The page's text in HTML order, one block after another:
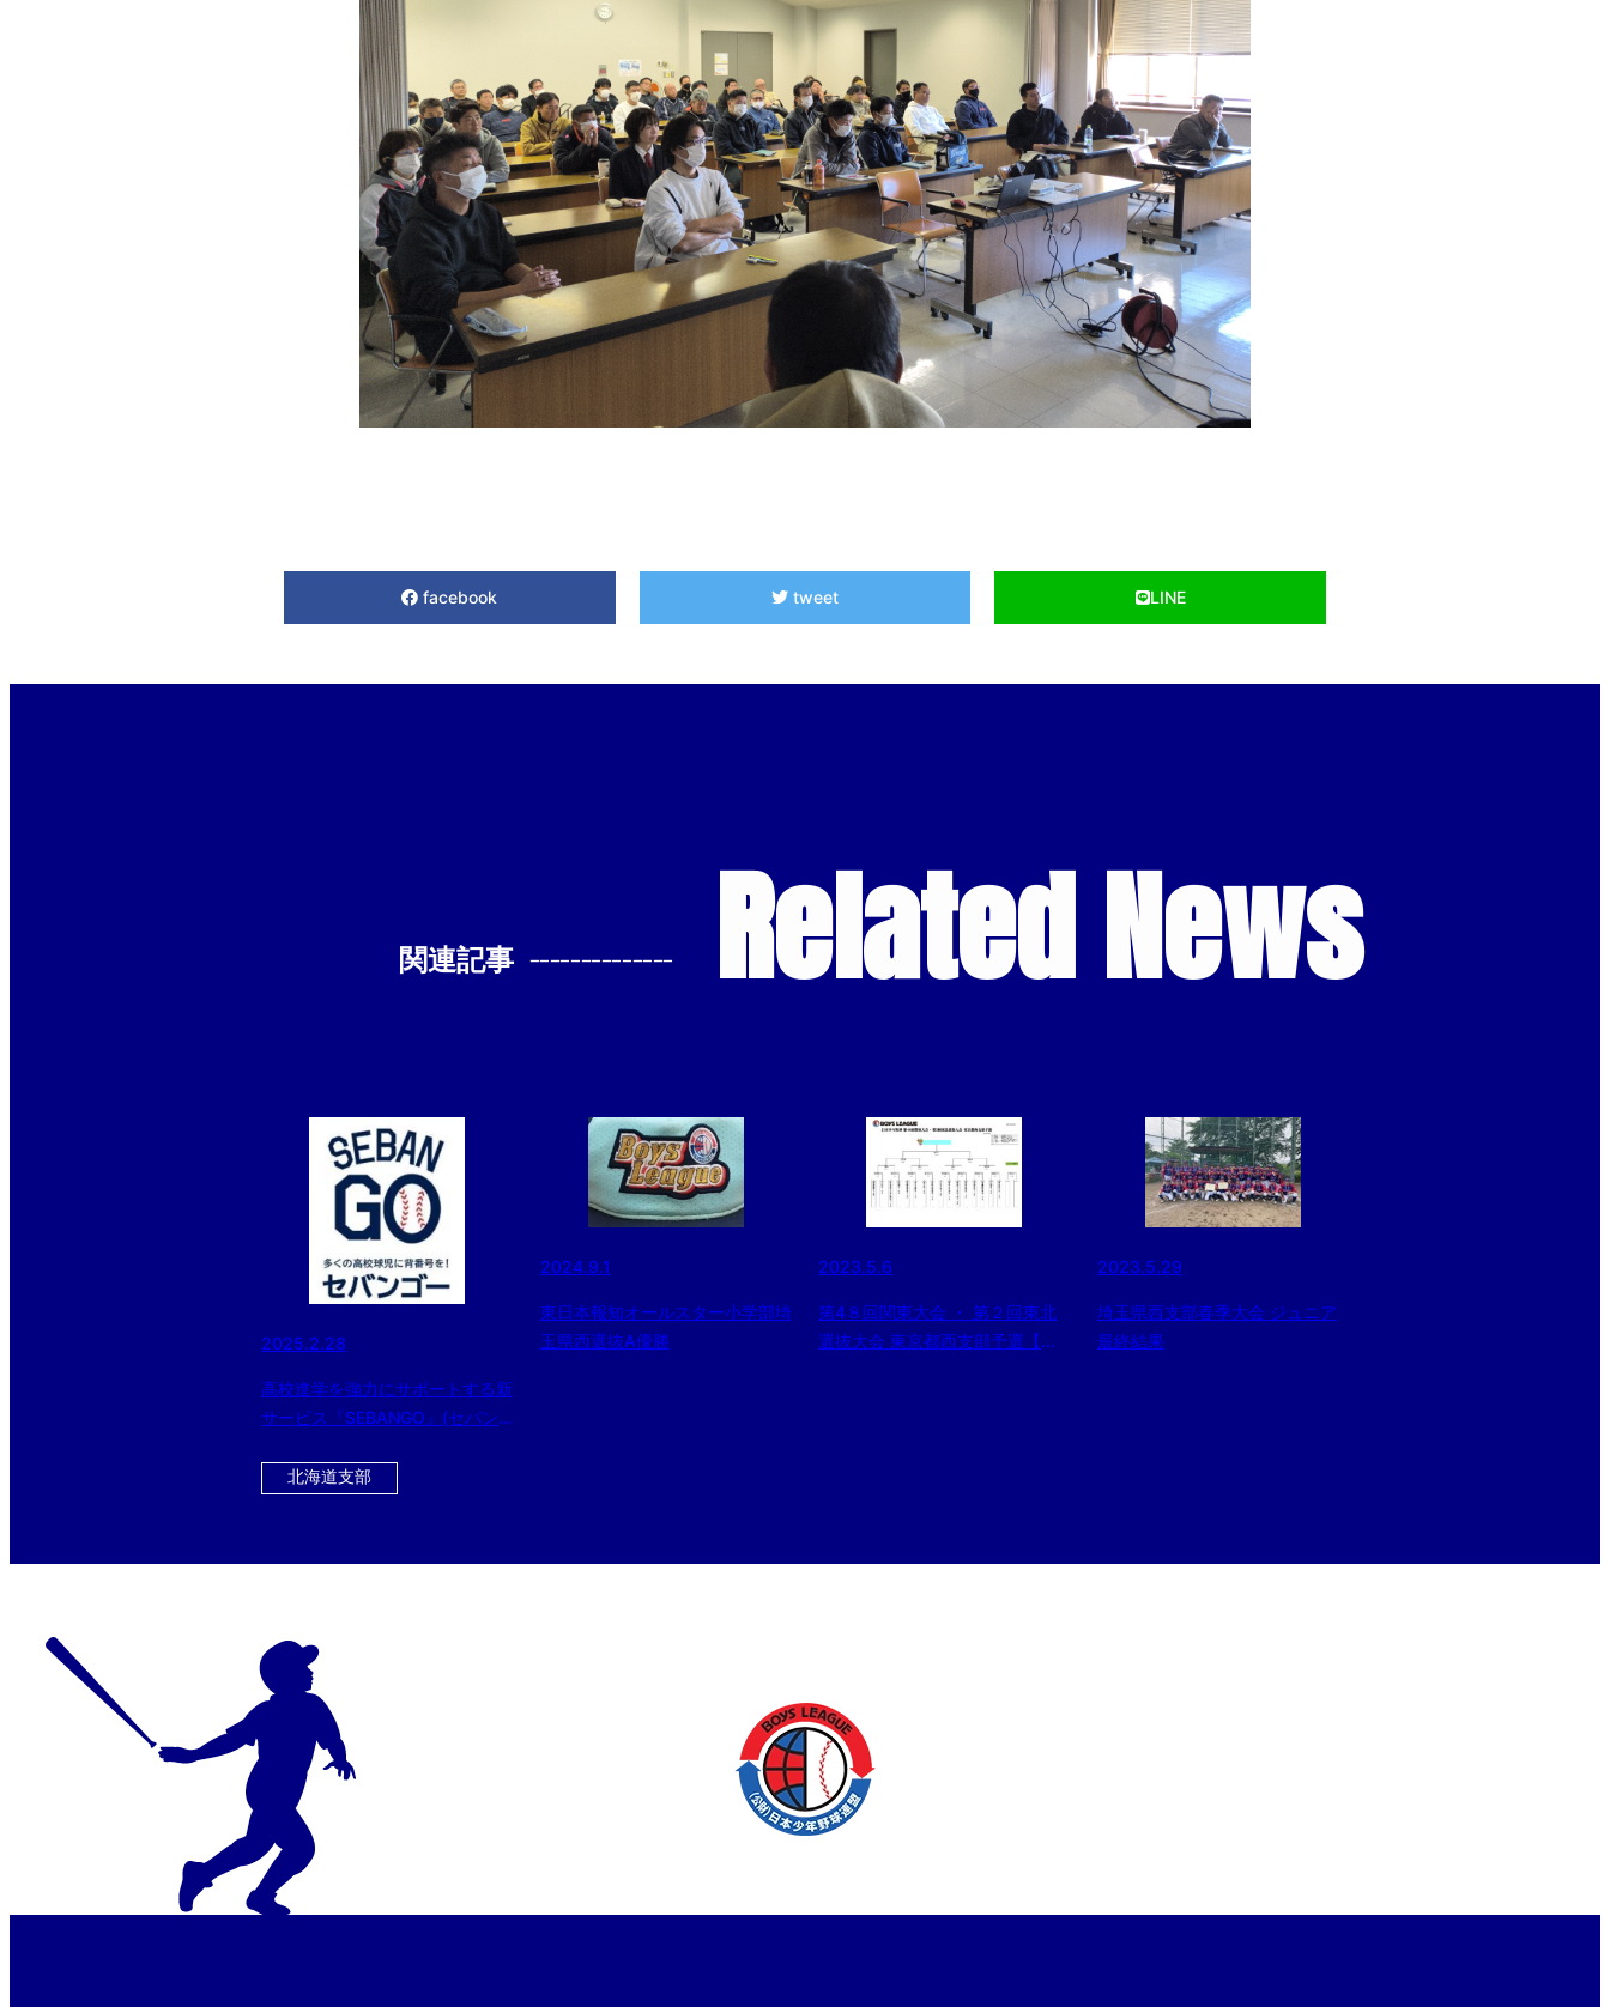
facebook tweet LINE
関連記事 -------------- Related News
2025.2.28
高校進学を強力にサポートする新
サービス『SEBANGO』(セバン
野球部が新たに参加!!
北海道支部
2024.9.1
東日本報知オールスター小学部埼
玉県西選抜A優勝
2023.5.6
第4８回関東大会 ・ 第２回東北
選抜大会 東京都西支部予選【組
2023.5.29
埼玉県西支部春季大会 ジュニア
最終結果